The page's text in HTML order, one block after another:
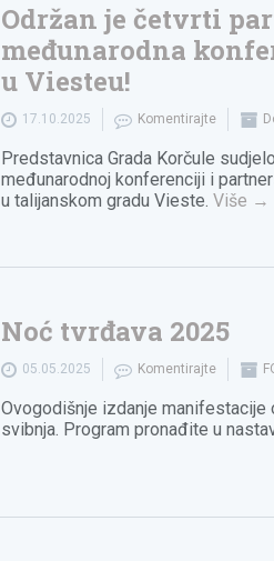
Održan je četvrti
međunarodna
u Viesteu!
17.10.2025 Komentirajte
Predstavnica Grada Korčule
međunarodnoj konferenciji i
u talijanskom gradu Vieste.Više →
Noć tvrđava 2025
05.05.2025 Komentirajte
Ovogodišnje izdanje manifestacije
svibnja. Program pronađite u